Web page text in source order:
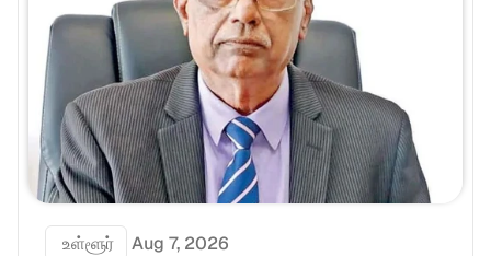
உள்ளூர் Aug 7, 2026